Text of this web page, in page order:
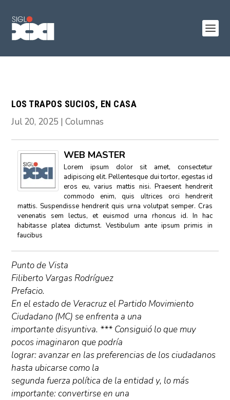
LOS TRAPOS SUCIOS, EN CASA
Jul 20, 2025 |Columnas
WEB MASTER
Lorem ipsum dolor sit amet, consectetur
adipiscing elit. Pellentesque dui tortor, egestas id
eros eu, varius mattis nisi. Praesent hendrerit
commodo enim, quis ultrices orci hendrerit
mattis. Suspendisse hendrerit quis urna volutpat semper. Cras
venenatis sem lectus, et euismod urna rhoncus id. In hac
habitasse platea dictumst. Vestibulum ante ipsum primis in
faucibus
Punto de Vista
Filiberto Vargas Rodríguez
Prefacio.
En el estado de Veracruz el Partido Movimiento
Ciudadano (MC) se enfrenta a una
importante disyuntiva. *** Consiguió lo que muy
pocos imaginaron que podría
lograr: avanzar en las preferencias de los ciudadanos
hasta ubicarse como la
segunda fuerza política de la entidad y, lo más
importante: convertirse en una